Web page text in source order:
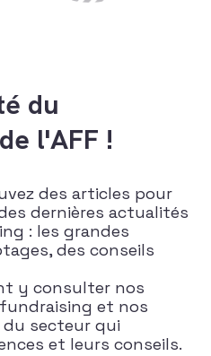
du
l'AFF !
des articles pour
dernières actualités
: les grandes
des conseils
y consulter nos
et nos
secteur qui
et leurs conseils.